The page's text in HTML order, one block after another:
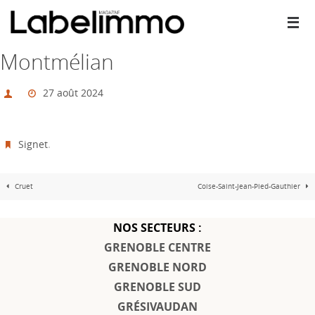
Montmélian
27 août 2024
Signet.
Cruet Coise-Saint-Jean-Pied-Gauthier
NOS SECTEURS :
GRENOBLE CENTRE
GRENOBLE NORD
GRENOBLE SUD
GRÉSIVAUDAN